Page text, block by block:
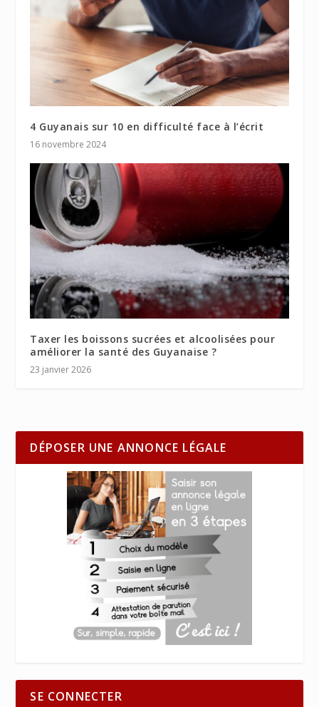
4 Guyanais sur 10 en difficulté face à l’écrit
16 novembre 2024
Taxer les boissons sucrées et alcoolisées pour
améliorer la santé des Guyanaise ?
23 janvier 2026
DÉPOSER UNE ANNONCE LÉGALE
SE CONNECTER